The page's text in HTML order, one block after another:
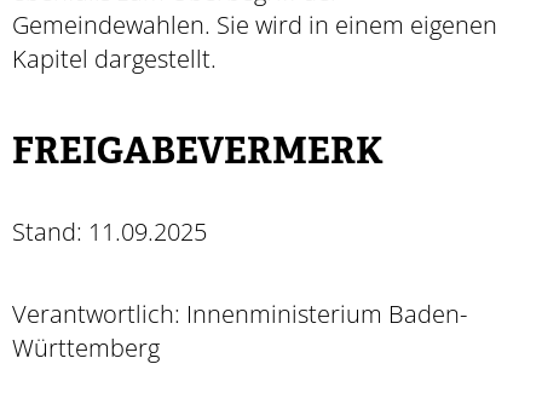
Gemeindewahlen. Sie wird in einem eigenen
Kapitel dargestellt.
FREIGABEVERMERK
Stand: 11.09.2025
Verantwortlich: Innenministerium Baden-
Württemberg